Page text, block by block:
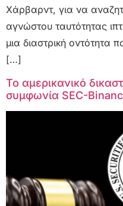
Χάρβαρντ, για να
αγνώστου ταυτότητας
μια διαστρική οντότητα
[…]
Το αμερικανικό
συμφωνία SEC-